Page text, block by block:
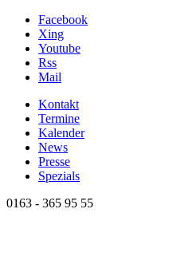
Facebook
Xing
Youtube
Rss
Mail
Kontakt
Termine
Kalender
News
Presse
Spezials
0163 - 365 95 55